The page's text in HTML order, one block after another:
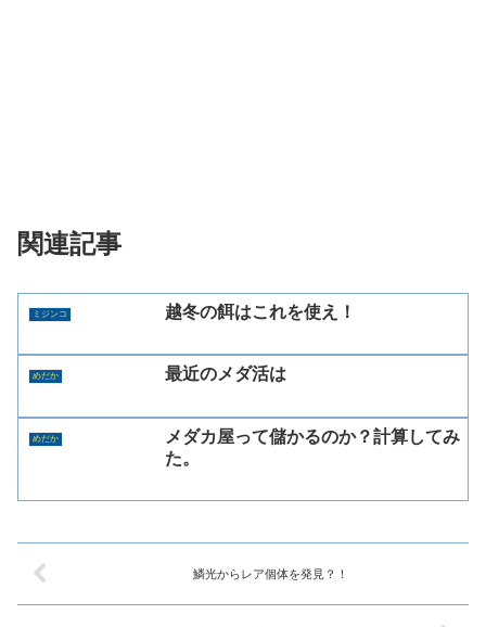
関連記事
ミジンコ 越冬の餌はこれを使え！
めだか 最近のメダ活は
めだか
メダカ屋って儲かるのか？計算してみ
た。
鱗光からレア個体を発見？！